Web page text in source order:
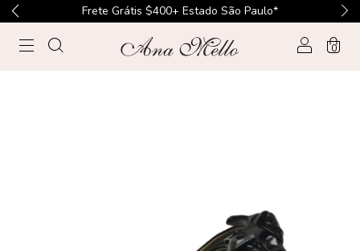
Frete Grátis $400+ Estado São Paulo*
0